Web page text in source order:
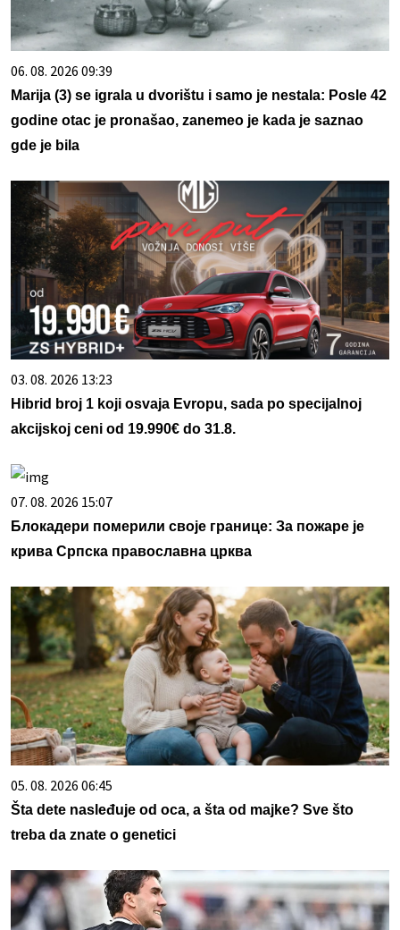
06. 08. 2026 09:39
Marija (3) se igrala u dvorištu i samo je nestala: Posle 42
godine otac je pronašao, zanemeo je kada je saznao
gde je bila
03. 08. 2026 13:23
Hibrid broj 1 koji osvaja Evropu, sada po specijalnoj
akcijskoj ceni od 19.990€ do 31.8.
07. 08. 2026 15:07
Блокадери померили своје границе: За пожаре је
крива Српска православна црква
05. 08. 2026 06:45
Šta dete nasleđuje od oca, a šta od majke? Sve što
treba da znate o genetici